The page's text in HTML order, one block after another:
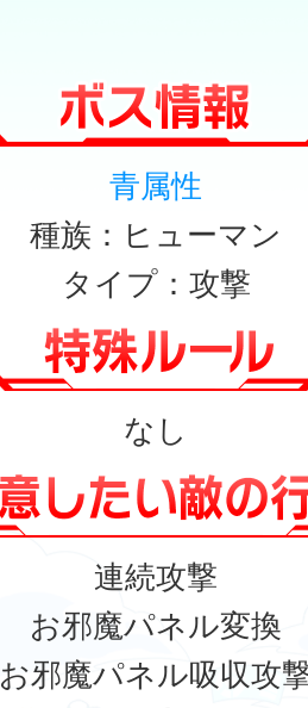
青属性
種族：ヒューマン
タイプ：攻撃
なし
連続攻撃
お邪魔パネル変換
お邪魔パネル吸収攻